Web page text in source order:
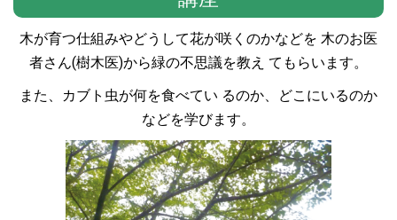
木が育つ仕組みやどうして花が咲くのかなどを 木のお医
者さん(樹木医)から緑の不思議を教え てもらいます。
また、カブト虫が何を食べてい るのか、どこにいるのか
などを学びます。